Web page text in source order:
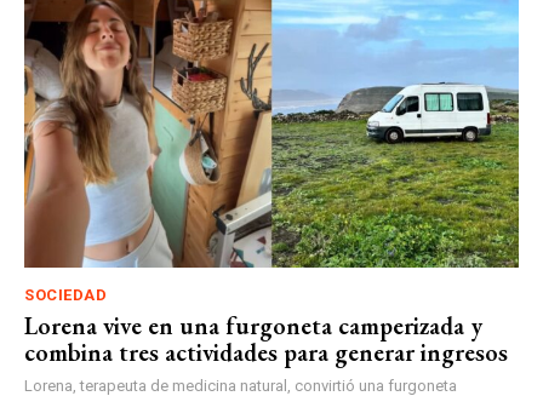
SOCIEDAD
Lorena vive en una furgoneta camperizada y
combina tres actividades para generar ingresos
Lorena, terapeuta de medicina natural, convirtió una furgoneta